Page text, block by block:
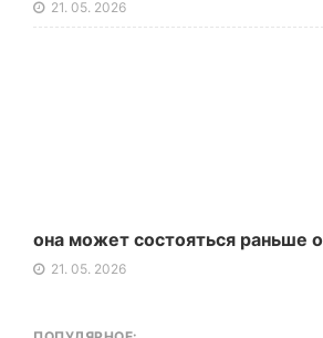
21. 05. 2026
она может состояться раньше
21. 05. 2026